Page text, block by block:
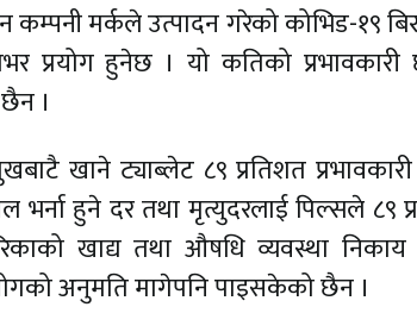
कम्पनी मर्कले उत्पादन गरेको कोभिड-१९
प्रयोग हुनेछ । यो कतिको प्रभावकारी
।
खाने ट्याब्लेट ८९ प्रतिशत
हुने दर तथा मृत्युदरलाई पिल्सले ८९
खाद्य तथा औषधि व्यवस्था
अनुमति मागेपनि पाइसकेको छैन ।